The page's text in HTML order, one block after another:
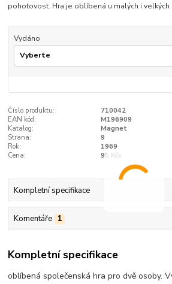
pohotovost. Hra je oblíbená u malých i velkých
Vydáno
Číslo produktu:
710042
EAN kód:
M196909
Katalog:
Magnet
Strana:
9
Rok:
1969
Cena:
95 Kčs
Kompletní specifikace
Komentáře 1
Kompletní specifikace
oblíbená společenská hra pro dvě osoby.